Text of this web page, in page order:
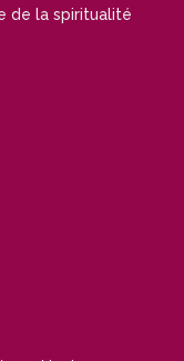
de la spiritualité